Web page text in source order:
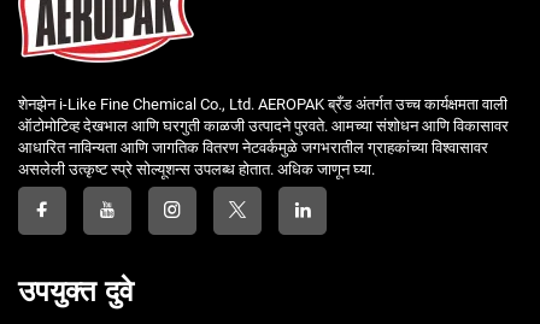
शेनझेन i-Like Fine Chemical Co., Ltd. AEROPAK ब्रँड अंतर्गत उच्च कार्यक्षमता वाली
ऑटोमोटिव्ह देखभाल आणि घरगुती काळजी उत्पादने पुरवते. आमच्या संशोधन आणि विकासावर
आधारित नाविन्यता आणि जागतिक वितरण नेटवर्कमुळे जगभरातील ग्राहकांच्या विश्वासावर
असलेली उत्कृष्ट स्प्रे सोल्यूशन्स उपलब्ध होतात. अधिक जाणून घ्या.
उपयुक्त दुवे